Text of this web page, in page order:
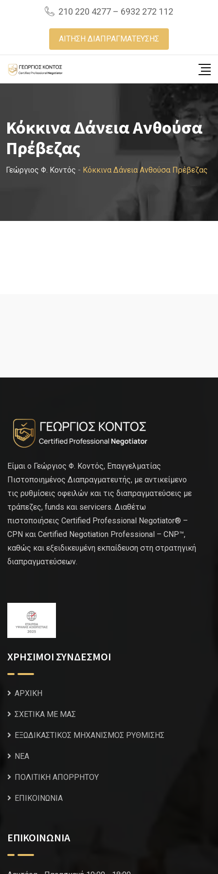
210 220 4277 – 6932 272 112
ΑΙΤΗΣΗ ΔΙΑΠΡΑΓΜΑΤΕΥΣΗΣ
Κόκκινα Δάνεια Ανθούσα
Πρέβεζας
Γεώργιος Φ. Κοντός - Κόκκινα Δάνεια Ανθούσα Πρέβεζας
Είμαι ο Γεώργιος Φ. Κοντός, Επαγγελματίας
Πιστοποιημένος Διαπραγματευτής, με αντικείμενο
τις ρυθμίσεις οφειλών και τις διαπραγματεύσεις με
τράπεζες, funds και servicers. Διαθέτω
πιστοποιήσεις Certified Professional Negotiator® –
CPN και Certified Negotiation Professional – CNP™,
καθώς και εξειδικευμένη εκπαίδευση στη στρατηγική
διαπραγματεύσεων.
ΧΡΗΣΙΜΟΙ ΣΥΝΔΕΣΜΟΙ
ΑΡΧΙΚΗ
ΣΧΕΤΙΚΑ ΜΕ ΜΑΣ
ΕΞΩΔΙΚΑΣΤΙΚΟΣ ΜΗΧΑΝΙΣΜΟΣ ΡΥΘΜΙΣΗΣ
NEA
ΠΟΛΙΤΙΚΗ ΑΠΟΡΡΗΤΟΥ
ΕΠΙΚΟΙΝΩΝΙΑ
ΕΠΙΚΟΙΝΩΝΙΑ